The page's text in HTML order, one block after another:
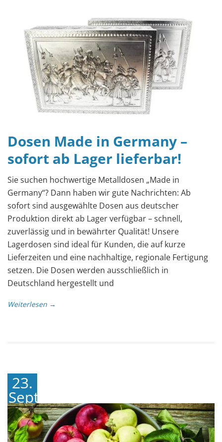
Dosen Made in Germany –
sofort ab Lager lieferbar!
Sie suchen hochwertige Metalldosen „Made in
Germany“? Dann haben wir gute Nachrichten: Ab
sofort sind ausgewählte Dosen aus deutscher
Produktion direkt ab Lager verfügbar – schnell,
zuverlässig und in bewährter Qualität! Unsere
Lagerdosen sind ideal für Kunden, die auf kurze
Lieferzeiten und eine nachhaltige, regionale Fertigung
setzen. Die Dosen werden ausschließlich in
Deutschland hergestellt und
Weiterlesen →
23.
September
2024